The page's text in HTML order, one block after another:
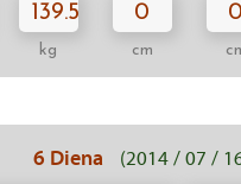
139.5
kg
0
cm
0
6 Diena (2014 / 07 /